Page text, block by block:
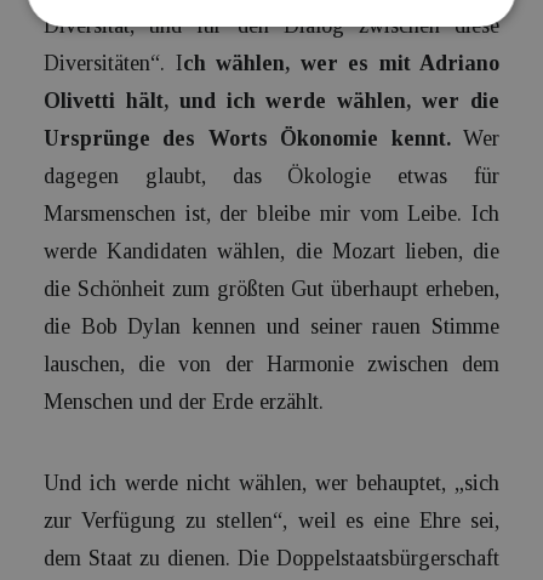
Diversität, und für den Dialog zwischen diese
Diversitäten“. Ich wählen, wer es mit Adriano
Olivetti hält, und ich werde wählen, wer die
Ursprünge des Worts Ökonomie kennt. Wer
dagegen glaubt, das Ökologie etwas für
Marsmenschen ist, der bleibe mir vom Leibe. Ich
werde Kandidaten wählen, die Mozart lieben, die
die Schönheit zum größten Gut überhaupt erheben,
die Bob Dylan kennen und seiner rauen Stimme
lauschen, die von der Harmonie zwischen dem
Menschen und der Erde erzählt.
Und ich werde nicht wählen, wer behauptet, „sich
zur Verfügung zu stellen“, weil es eine Ehre sei,
dem Staat zu dienen. Die Doppelstaatsbürgerschaft